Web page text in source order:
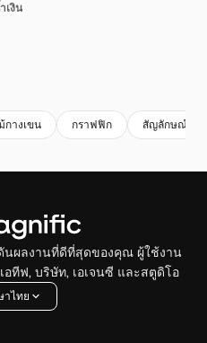
เงิน
กางเขน กราฟฟิก สัญลักษณ์
นผลงานที่ดีที่สุดของคุณ ผู้ใช้งาน
อทีฟ, บริษัท, เอเจนซี และสตูดิโอ
าไทย